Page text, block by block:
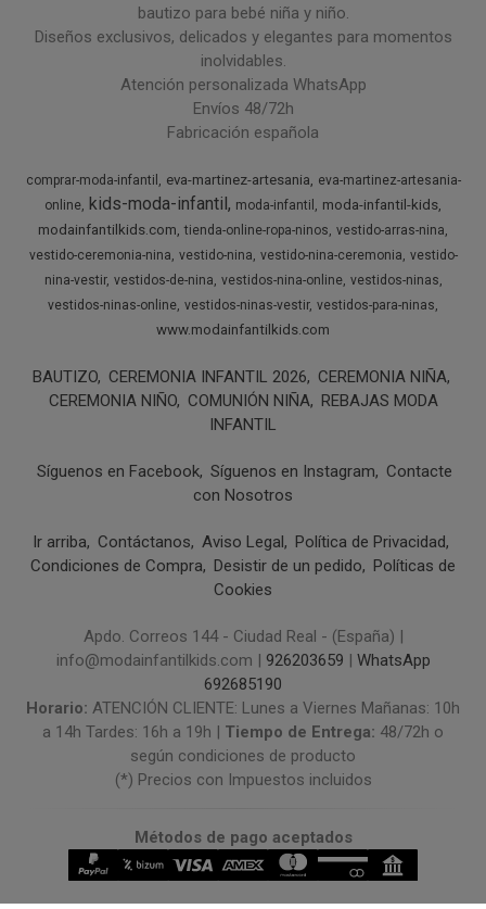
bautizo para bebé niña y niño.
Diseños exclusivos, delicados y elegantes para momentos
inolvidables.
Atención personalizada WhatsApp
Envíos 48/72h
Fabricación española
comprar-moda-infantil eva-martinez-artesania
eva-martinez-artesania-
online kids-moda-infantil moda-infantil
moda-infantil-kids
modainfantilkids.com tienda-online-ropa-ninos vestido-arras-nina
vestido-ceremonia-nina vestido-nina vestido-nina-ceremonia vestido-
nina-vestir vestidos-de-nina vestidos-nina-online vestidos-ninas
vestidos-ninas-online vestidos-ninas-vestir vestidos-para-ninas
www.modainfantilkids.com
BAUTIZO CEREMONIA INFANTIL 2026
CEREMONIA NIÑA
CEREMONIA NIÑO COMUNIÓN NIÑA REBAJAS MODA
INFANTIL
Síguenos en Facebook Síguenos en Instagram
Contacte
con Nosotros
Ir arriba Contáctanos Aviso Legal
Política de Privacidad
Condiciones de Compra
Desistir de un pedido
Políticas de
Cookies
Apdo. Correos 144 - Ciudad Real - (España) |
info@modainfantilkids.com | 926203659 | WhatsApp
692685190
Horario: ATENCIÓN CLIENTE: Lunes a Viernes Mañanas: 10h
a 14h Tardes: 16h a 19h | Tiempo de Entrega: 48/72h o
según condiciones de producto
(*) Precios con Impuestos incluidos
Métodos de pago aceptados